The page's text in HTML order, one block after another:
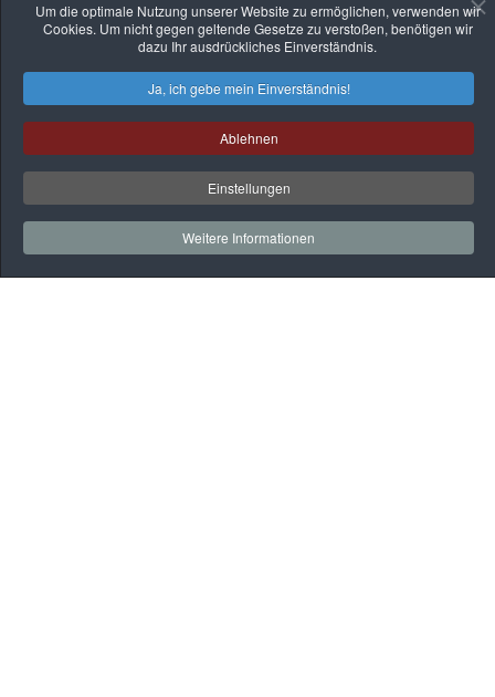
Um die optimale Nutzung unserer Website zu ermöglichen, verwenden wir
Cookies. Um nicht gegen geltende Gesetze zu verstoßen, benötigen wir
dazu Ihr ausdrückliches Einverständnis.
Ja, ich gebe mein Einverständnis!
Ablehnen
Einstellungen
Weitere Informationen